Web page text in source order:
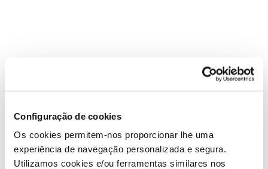
Configuração de cookies
Os cookies permitem-nos proporcionar lhe uma
experiência de navegação personalizada e segura.
Utilizamos cookies e/ou ferramentas similares nos